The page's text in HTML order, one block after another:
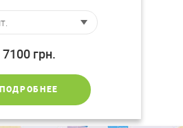
7100 грн.
ПОДРОБНЕЕ